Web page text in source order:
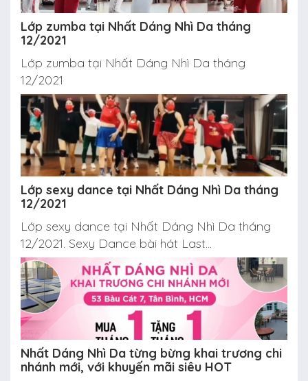
Lớp zumba tại Nhất Dáng Nhì Da tháng
12/2021
Lớp zumba tại Nhất Dáng Nhì Da tháng
12/2021
Lớp sexy dance tại Nhất Dáng Nhì Da tháng
12/2021
Lớp sexy dance tại Nhất Dáng Nhì Da tháng
12/2021. Sexy Dance bài hát Last...
Nhất Dáng Nhì Da từng bừng khai trương chi
nhánh mới, với khuyến mãi siêu HOT